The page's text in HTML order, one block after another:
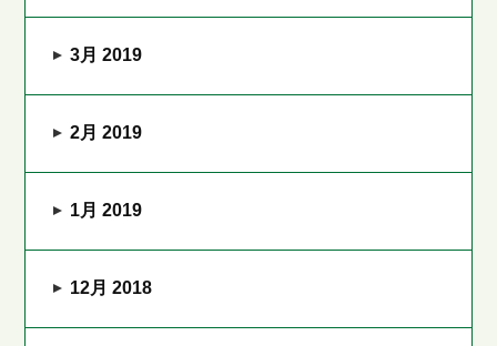
3月 2019
2月 2019
1月 2019
12月 2018